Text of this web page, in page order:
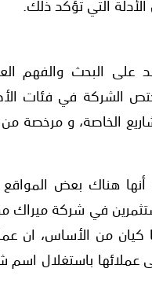
على البحث والفهم
تختص الشركة في فئات
الخاصة، و مرخصة
هناك بعض المواقع
في شركة ميراك
من الأساس، ان
عملائها باستغلال اسم